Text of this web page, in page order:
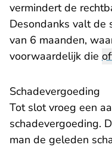
vermindert de
Desondanks valt de
van 6 maanden,
voorwaardelijk die
Schadevergoeding
Tot slot vroeg een
schadevergoeding.
man de geleden